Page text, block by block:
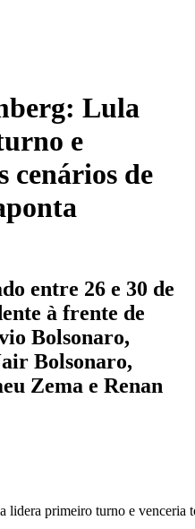
Lula
e
cenários de
entre 26 e 30 de
à frente de
Bolsonaro,
Bolsonaro,
Zema e Renan